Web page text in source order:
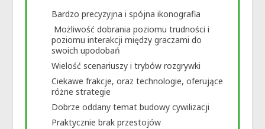
Bardzo precyzyjna i spójna ikonografia
Możliwość dobrania poziomu trudności i
poziomu interakcji między graczami do
swoich upodobań
Wielość scenariuszy i trybów rozgrywki
Ciekawe frakcje, oraz technologie, oferujące
różne strategie
Dobrze oddany temat budowy cywilizacji
Praktycznie brak przestojów